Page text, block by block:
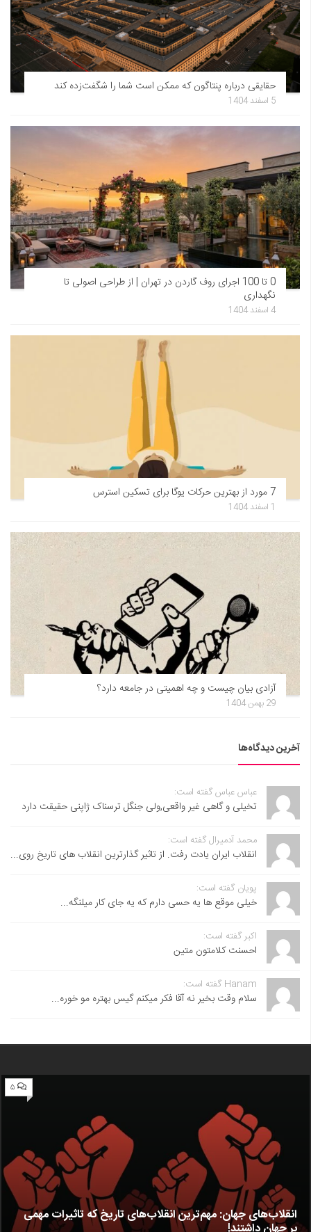
حقایقی درباره پنتاگون که ممکن است شما را شگفت‌زده کند
5 اسفند 1404
0 تا 100 اجرای روف گاردن در تهران | از طراحی اصولی تا
نگهداری
4 اسفند 1404
7 مورد از بهترین حرکات یوگا برای تسکین استرس
1 اسفند 1404
آزادی بیان چیست و چه اهمیتی در جامعه دارد؟
29 بهمن 1404
آخرین دیدگاه‌ها
عباس عباس گفته است:
تخیلی و گاهی غیر واقعی,ولی جنگل ترسناک ژاپنی حقیقت دارد
محمد آدمیرال گفته است:
انقلاب ایران یادت رفت. از تاثیر گذارترین انقلاب های تاریخ روی...
پویان گفته است:
خیلی موقع ها یه حسی دارم که یه جای کار میلنگه...
اکبر گفته است:
احسنت ‌کلامتون متین
Hanam گفته است:
سلام وقت بخیر نه آقا فکر میکنم گیس بهتره مو خوره...
۵
انقلاب‌های جهان: مهم‌ترین انقلاب‌های تاریخ که تاثیرات مهمی